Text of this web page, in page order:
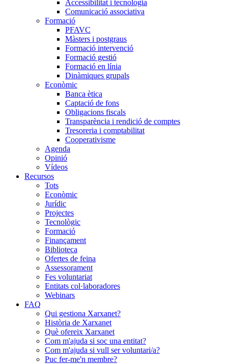
Accessibilitat i tecnologia
Comunicació associativa
Formació
PFAVC
Màsters i postgraus
Formació intervenció
Formació gestió
Formació en línia
Dinàmiques grupals
Econòmic
Banca ètica
Captació de fons
Obligacions fiscals
Transparència i rendició de comptes
Tresoreria i comptabilitat
Cooperativisme
Agenda
Opinió
Vídeos
Recursos
Tots
Econòmic
Jurídic
Projectes
Tecnològic
Formació
Finançament
Biblioteca
Ofertes de feina
Assessorament
Fes voluntariat
Entitats col·laboradores
Webinars
FAQ
Qui gestiona Xarxanet?
Història de Xarxanet
Què ofereix Xarxanet
Com m'ajuda si soc una entitat?
Com m'ajuda si vull ser voluntari/a?
Puc fer-me'n membre?